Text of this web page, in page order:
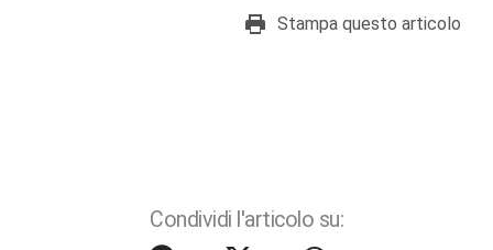
Stampa questo articolo
Condividi l'articolo su: